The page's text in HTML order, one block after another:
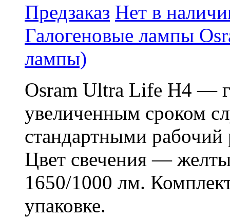
Предзаказ Нет в
Галогеновые лампы
лампы)
Osram Ultra Life H4 —
увеличенным сроком
стандартными рабочий
Цвет свечения —
1650/1000 лм.
упаковке.